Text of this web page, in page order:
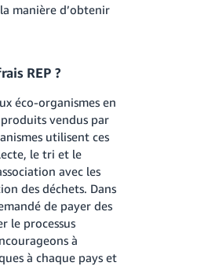
manière d’obtenir
REP ?
éco-organismes en
vendus par
utilisent ces
le tri et le
avec les
des déchets. Dans
de payer des
le processus
à
à chaque pays et